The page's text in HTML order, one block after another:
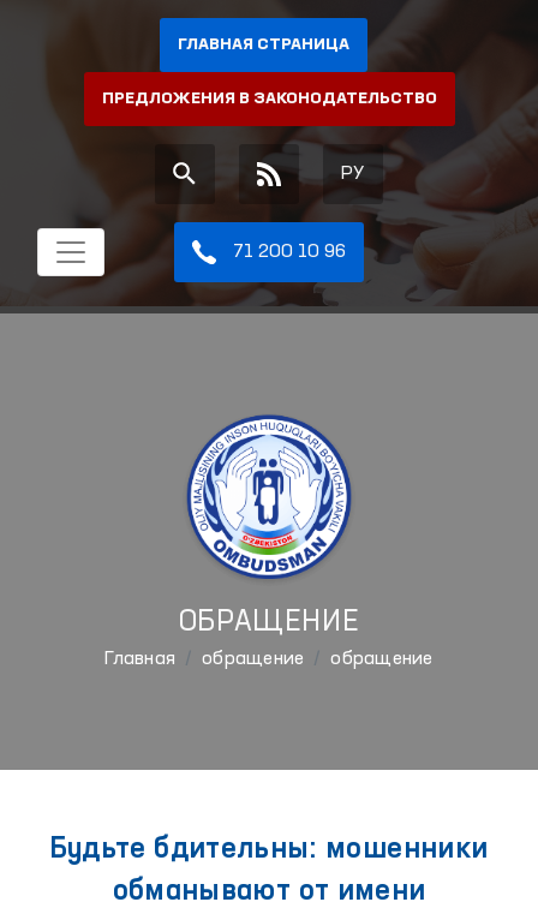
ГЛАВНАЯ СТРАНИЦА
ПРЕДЛОЖЕНИЯ В ЗАКОНОДАТЕЛЬСТВО
РУ
71 200 10 96
ОБРАЩЕНИЕ
Главная обращение обращение
Будьте бдительны: мошенники
обманывают от имени